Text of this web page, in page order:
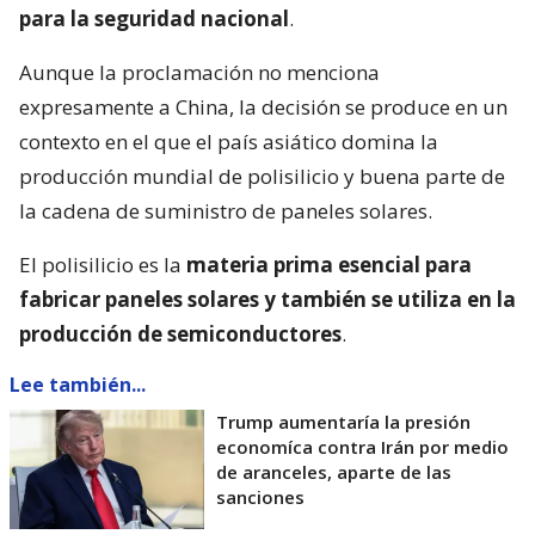
para la seguridad nacional.
Aunque la proclamación no menciona
expresamente a China, la decisión se produce en un
contexto en el que el país asiático domina la
producción mundial de polisilicio y buena parte de
la cadena de suministro de paneles solares.
El polisilicio es la materia prima esencial para
fabricar paneles solares y también se utiliza en la
producción de semiconductores.
Lee también...
Trump aumentaría la presión
economíca contra Irán por medio
de aranceles, aparte de las
sanciones